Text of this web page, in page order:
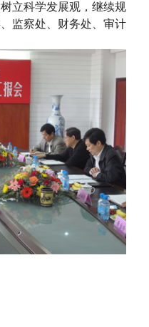
立科学发展观，继续规
监察处、财务处、审计